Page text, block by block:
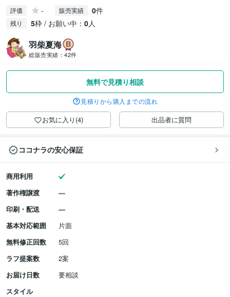
評価 - 販売実績 0件
残り 5枠 / お願い中： 0人
羽柴夏海
総販売実績： 42件
無料で見積り相談
見積りから購入までの流れ
お気に入り(4) 出品者に質問
ココナラの安心保証
商用利用
著作権譲渡
印刷・配送
基本対応範囲
片面
無料修正回数
5回
ラフ提案数
2案
お届け日数
要相談
スタイル